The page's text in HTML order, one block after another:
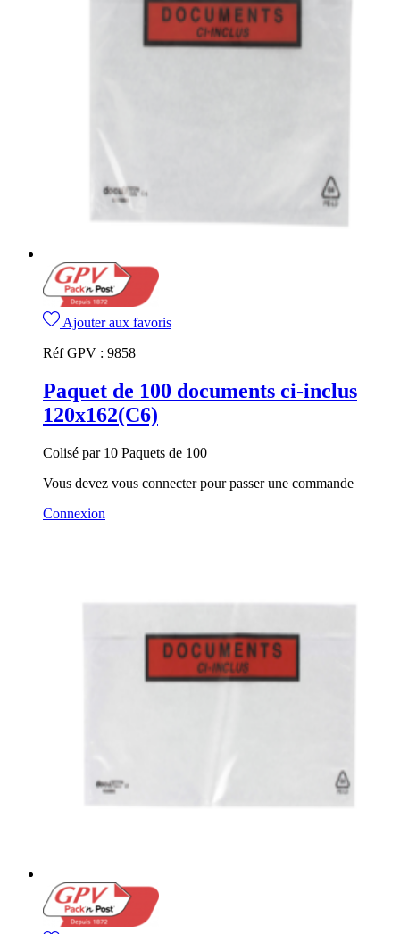
Ajouter aux favoris
Réf GPV : 9858
Paquet de 100 documents ci-inclus
120x162(C6)
Colisé par 10 Paquets de 100
Vous devez vous connecter pour passer une commande
Connexion